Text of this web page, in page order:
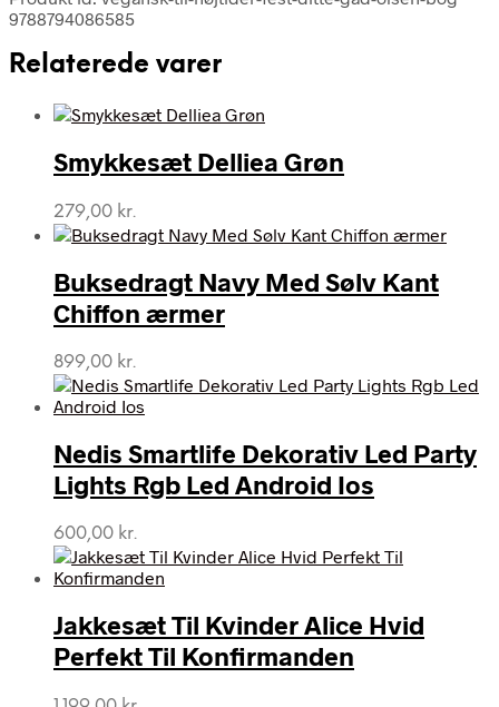
9788794086585
Relaterede varer
Smykkesæt Delliea Grøn
279,00 kr.
Buksedragt Navy Med Sølv Kant
Chiffon ærmer
899,00 kr.
Nedis Smartlife Dekorativ Led Party
Lights Rgb Led Android Ios
600,00 kr.
Jakkesæt Til Kvinder Alice Hvid
Perfekt Til Konfirmanden